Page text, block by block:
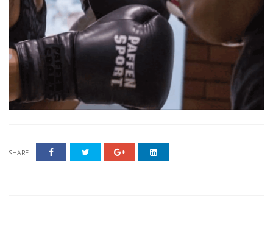
SHARE: